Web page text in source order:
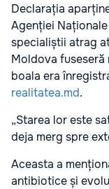
Declarația
Agenției
specialiștii atrag
Moldova fuseseră
boala era
realitatea.md.
„Starea lor este
deja merg spre
Aceasta a
antibiotice și